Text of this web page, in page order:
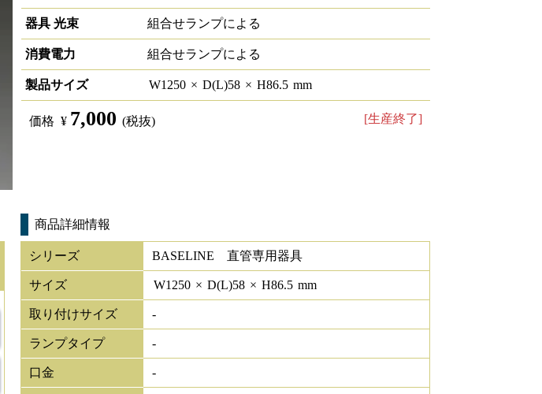
器具 光束 組合せランプによる
消費電力 組合せランプによる
製品サイズ W1250 × D(L)58 × H86.5 mm
価格 ¥ 7,000 (税抜) [生産終了]
商品詳細情報
シリーズ BASELINE 直管専用器具
サイズ W1250 × D(L)58 × H86.5 mm
取り付けサイズ -
ランプタイプ -
口金 -